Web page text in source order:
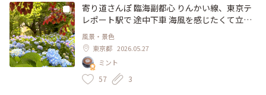
O」と言う車両でした。 会社(アルパルク東京)
のマスコットキャラクター "ルーク"をモチー
フにしたのだそう👀💕 橋の上は 強風でした
が、とても開放感があります😆 緑のスポッ
ト、おもてなしガーデンも ホッと出来るスポ
ット 新緑の香りに癒されます。 そして、お台
場と言えば、やっぱりレインボーブリッジ✨
寄り道さんぽ 臨海副都心 りんかい線、東京テ
レポート駅で 途中下車 海風を感じたくて立ち
寄った シンボルプロムナード公園 木陰の小道
を 歩きました。 運河に囲まれた 水辺の散歩
道、 紫陽花が色づき始めて、涼やかな 緑の風
景が広がっています。 名残りの薔薇の花、凛
と咲くユリ ピンクアナベルは あと一息。。 こ
風景・景色
東京都 2026.05.27
ミント
57 3